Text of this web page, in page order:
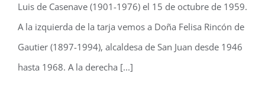
Luis de Casenave (1901-1976) el 15 de octubre de 1959.
A la izquierda de la tarja vemos a Doña Felisa Rincón de
Gautier (1897-1994), alcaldesa de San Juan desde 1946
hasta 1968. A la derecha [...]